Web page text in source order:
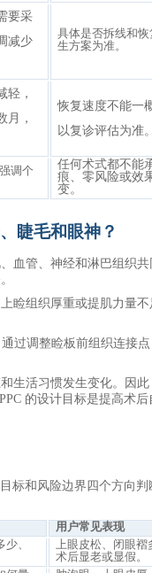
要采
减少
具体是否拆线和
生方案为准。
轻，
月，
恢复速度不能一
以复诊评估为准。
调个
任何术式都不能
痕、零风险或效
变。
睫毛和眼神？
血管、神经和淋巴组织
睑组织厚重或提肌力量
过调整睑板前组织连接
生活习惯发生变化。因此
的设计目标是提高术
标和风险边界四个方向
用户常见表现
、
上眼皮松、闭眼
术后显老或显假。